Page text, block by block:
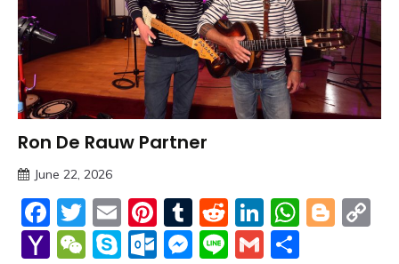
Trends
Ron De Rauw Partner
June 22, 2026
Facebook
Twitter
EmailPinterest
Tumblr
Reddit
LinkedIn
Yahoo
WeChat
SkypeOutlook.com
Messenger
LineGmail